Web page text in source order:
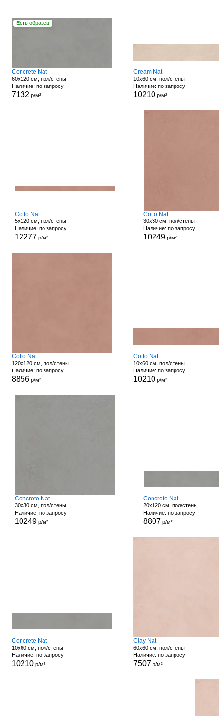
Есть образец
Concrete Nat
60x120 см, пол/стены
Наличие: по запросу
7132 р/м²
Cream Nat
10x60 см, пол/стены
Наличие: по запросу
10210р/м²
Cotto Nat
5x120 см, пол/стены
Наличие: по запросу
12277 р/м²
Cotto Nat
30x30 см, пол/стены
Наличие: по запросу
10249 р/м²
Cotto Nat
120x120 см, пол/стены
Наличие: по запросу
8856р/м²
Cotto Nat
10x60 см, пол/стены
Наличие: по запросу
10210р/м²
Concrete Nat
30x30 см, пол/стены
Наличие: по запросу
10249 р/м²
Concrete Nat
20x120 см, пол/стены
Наличие: по запросу
8807 р/м²
Concrete Nat
10x60 см, пол/стены
Наличие: по запросу
10210р/м²
Clay Nat
60x60 см, пол/стены
Наличие: по запросу
7507 р/м²